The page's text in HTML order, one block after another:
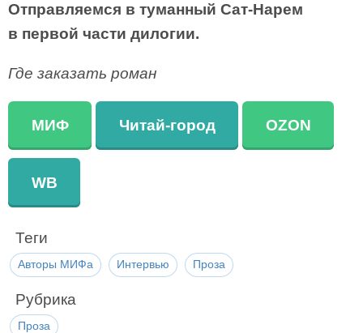
Отправляемся в туманный Сат-Нарем
в первой части дилогии.
Где заказать роман
МИФ Читай-город OZON
WB
Теги
Авторы МИФа Интервью Проза
Рубрика
Проза